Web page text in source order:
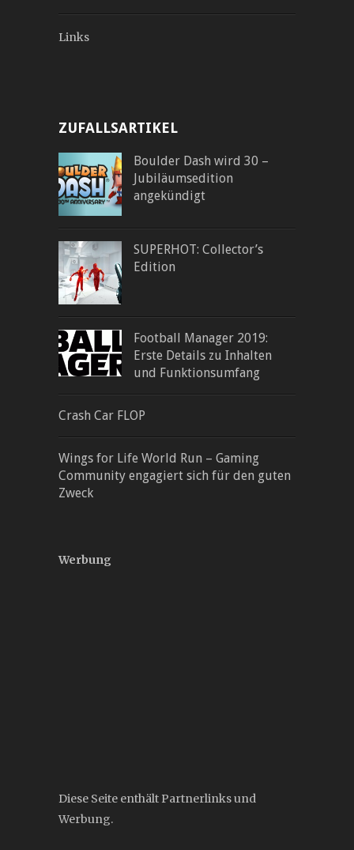
Links
ZUFALLSARTIKEL
Boulder Dash wird 30 –
Jubiläumsedition
angekündigt
SUPERHOT: Collector’s
Edition
Football Manager 2019:
Erste Details zu Inhalten
und Funktionsumfang
Crash Car FLOP
Wings for Life World Run – Gaming
Community engagiert sich für den guten
Zweck
Werbung
Diese Seite enthält Partnerlinks und
Werbung.